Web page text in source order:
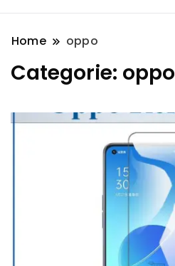
Home oppo
Categorie: oppo